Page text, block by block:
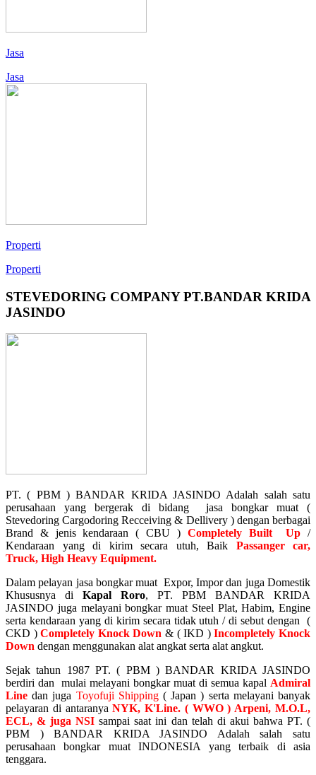
Jasa
Jasa
Properti
Properti
STEVEDORING COMPANY PT.BANDAR KRIDA
JASINDO
PT. ( PBM ) BANDAR KRIDA JASINDO Adalah salah satu
perusahaan yang bergerak di bidang jasa bongkar muat (
Stevedoring Cargodoring Recceiving & Dellivery ) dengan berbagai
Brand & jenis kendaraan ( CBU ) Completely Built Up /
Kendaraan yang di kirim secara utuh, Baik Passanger car,
Truck, High Heavy Equipment.
Dalam pelayan jasa bongkar muat Expor, Impor dan juga Domestik
Khususnya di Kapal Roro, PT. PBM BANDAR KRIDA
JASINDO juga melayani bongkar muat Steel Plat, Habim, Engine
serta kendaraan yang di kirim secara tidak utuh / di sebut dengan (
CKD )Completely Knock Down & ( IKD ) Incompletely Knock
Down dengan menggunakan alat angkat serta alat angkut.
Sejak tahun 1987 PT. ( PBM ) BANDAR KRIDA JASINDO
berdiri dan mulai melayani bongkar muat di semua kapal Admiral
Line dan juga Toyofuji Shipping( Japan ) serta melayani banyak
pelayaran di antaranyaNYK, K'Line. ( WWO ) Arpeni, M.O.L,
ECL, & juga NSI sampai saat ini dan telah di akui bahwa PT. (
PBM ) BANDAR KRIDA JASINDO Adalah salah satu
perusahaan bongkar muat INDONESIA yang terbaik di asia
tenggara.